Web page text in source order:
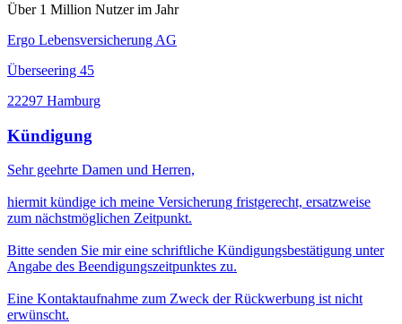
Über 1 Million Nutzer im Jahr
Ergo Lebensversicherung AG
Überseering 45
22297 Hamburg
Kündigung
Sehr geehrte Damen und Herren,
hiermit kündige ich meine Versicherung fristgerecht, ersatzweise
zum nächstmöglichen Zeitpunkt.
Bitte senden Sie mir eine schriftliche Kündigungsbestätigung unter
Angabe des Beendigungszeitpunktes zu.
Eine Kontaktaufnahme zum Zweck der Rückwerbung ist nicht
erwünscht.